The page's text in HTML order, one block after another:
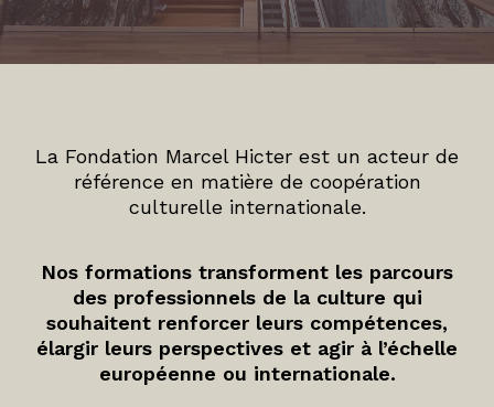
La Fondation Marcel Hicter est un acteur de
référence en matière de coopération
culturelle internationale.
Nos formations transforment les parcours
des professionnels de la culture qui
souhaitent renforcer leurs compétences,
élargir leurs perspectives et agir à l’échelle
européenne ou internationale.